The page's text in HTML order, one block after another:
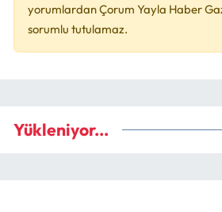
yorumlardan Çorum Yayla Haber
sorumlu tutulamaz.
Yükleniyor...